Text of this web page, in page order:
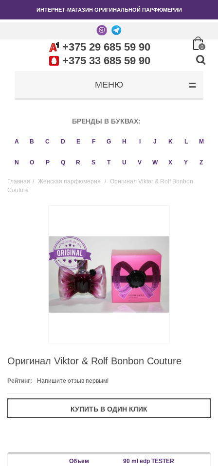
ИНТЕРНЕТ-МАГАЗИН ОРИГИНАЛЬНОЙ ПАРФЮМЕРИИ
+375 29 685 59 90
+375 33 685 59 90
0
МЕНЮ
БРЕНДЫ В БУКВАХ:
A B C D E F G H J K L M
N O P Q R S T U V W X Y Z
Главная / Женская парфюмерия / Оригинал Viktor & Rolf Bonbon
Couture
Оригинал Viktor & Rolf Bonbon Couture
Рейтинг: Напишите отзыв первым!
90 ml edp TESTER